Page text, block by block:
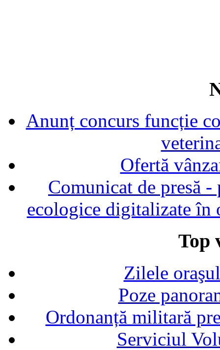
Anunț concurs funcție
Ofertă
Comunicat de presă
ecologice digitalizate în
Top
Zilele
Poze
Ordonanță militară
Serviciul